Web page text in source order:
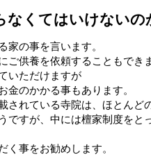
なくてはいけないの
家の事を言います。
ご供養を依頼することもでき
いただけますが
金のかかる事もあります。
されている寺院は、ほとんど
ですが、中には檀家制度をと
く事をお勧めします。